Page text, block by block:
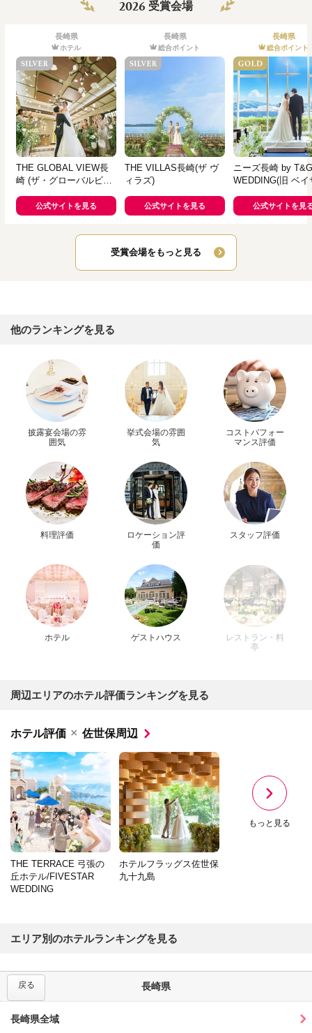
2026 受賞会場
長崎県
ホテル
THE GLOBAL VIEW長
崎 (ザ・グローバルビュ
公式サイトを見る
長崎県
総合ポイント
THE VILLAS長崎(ザ ヴ
ィラズ)
公式サイトを見る
長崎県
総合ポイント
ニーズ長崎 by T&G
WEDDING(旧 ベイ
公式サイトを見
受賞会場をもっと見る
他のランキングを見る
披露宴会場の雰
囲気
挙式会場の雰囲
気
コストパフォー
マンス評価
料理評価
ロケーション評
価
スタッフ評価
ホテル ゲストハウス
レストラン・料
亭
周辺エリアのホテル評価ランキングを見る
ホテル評価 × 佐世保周辺
THE TERRACE 弓張の
丘ホテル/FIVESTAR
WEDDING
ホテルフラッグス佐世保
九十九島
もっと見る
エリア別のホテルランキングを見る
長崎県
戻る
長崎県全域